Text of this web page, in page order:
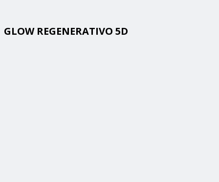
GLOW REGENERATIVO 5D